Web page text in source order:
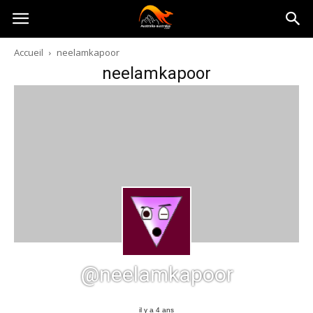
Australia-
australie.com
Accueil neelamkapoor
neelamkapoor
@neelamkapoor
il y a 4 ans